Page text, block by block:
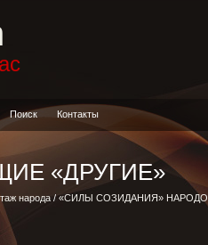
Поиск Контакты
«ДРУГИЕ»
народа/«СИЛЫ СОЗИДАНИЯ»